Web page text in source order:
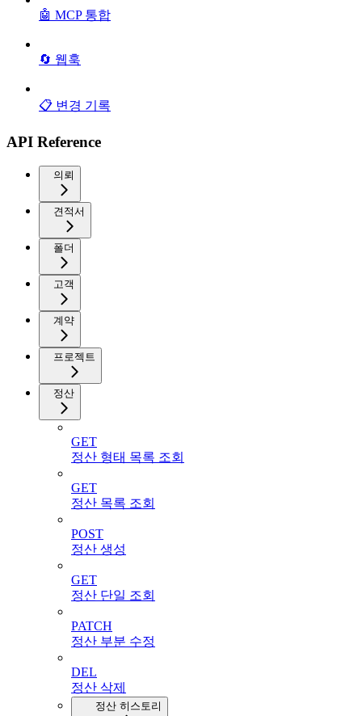
🤖 MCP 통합
🔄 웹훅
📋 변경 기록
API Reference
의뢰
견적서
폴더
고객
계약
프로젝트
정산
GET
정산 형태 목록 조회
GET
정산 목록 조회
POST
정산 생성
GET
정산 단일 조회
PATCH
정산 부분 수정
DEL
정산 삭제
정산 히스토리